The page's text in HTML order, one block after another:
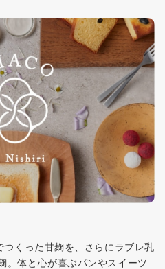
つくった甘麹を、さらにラブレ乳
。体と心が喜ぶパンやスイーツ